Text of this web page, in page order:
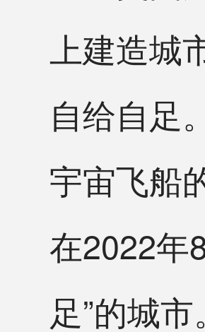
上建造
自给自足
宇宙飞船
在2022年
足”的城市。